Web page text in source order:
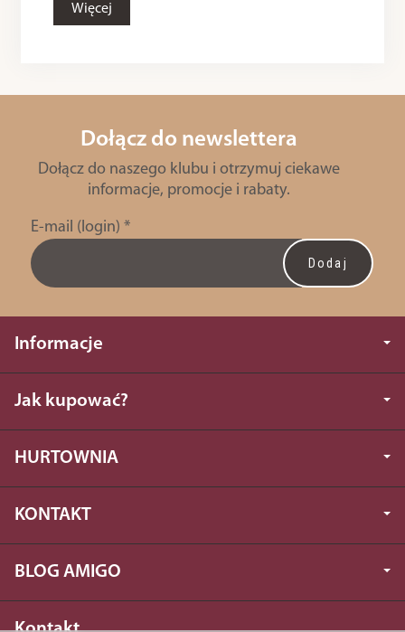
Więcej
Dołącz do newslettera
Dołącz do naszego klubu i otrzymuj ciekawe
informacje, promocje i rabaty.
E-mail (login) *
Informacje
Jak kupować?
HURTOWNIA
KONTAKT
BLOG AMIGO